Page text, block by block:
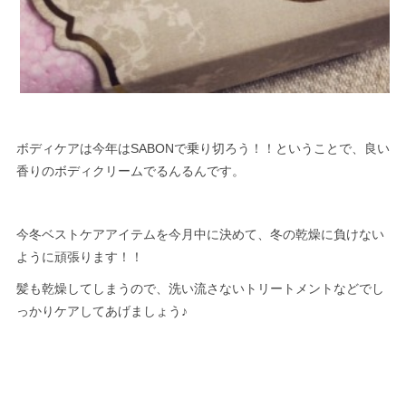
ボディケアは今年はSABONで乗り切ろう！！ということで、良い
香りのボディクリームでるんるんです。
今冬ベストケアアイテムを今月中に決めて、冬の乾燥に負けない
ように頑張ります！！
髪も乾燥してしまうので、洗い流さないトリートメントなどでし
っかりケアしてあげましょう♪